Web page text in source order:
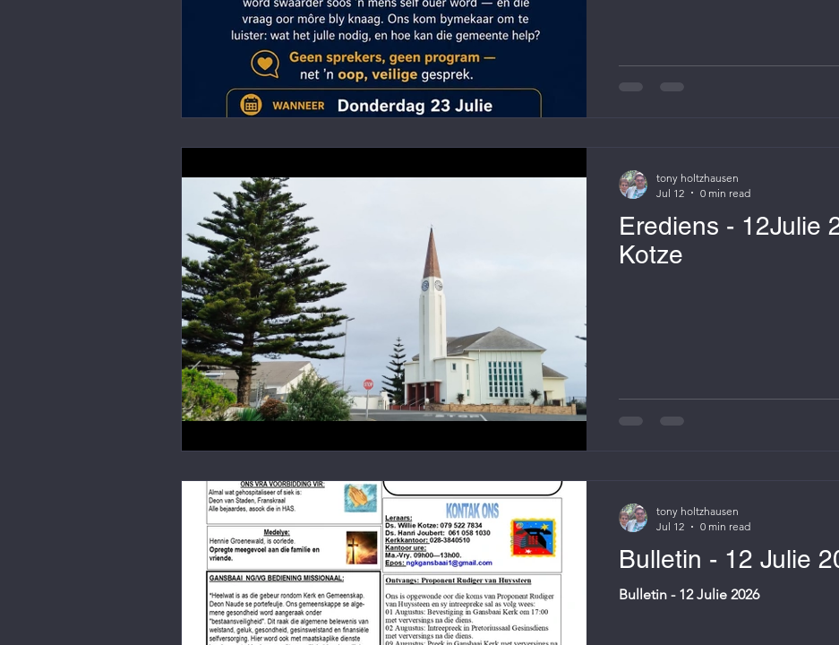
Erediens - 12Julie
Kotze
tony holtzhausen
Jul 12
0 min read
Bulletin - 12 Julie
Bulletin - 12 Julie 2026
tony holtzhausen
Jul 12
0 min read